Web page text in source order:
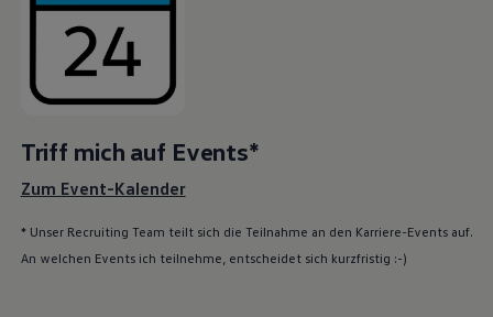
Triff mich auf Events*
Zum Event-Kalender
* Unser Recruiting Team teilt sich die Teilnahme an den Karriere-Events auf.
An welchen Events ich teilnehme, entscheidet sich kurzfristig :-)